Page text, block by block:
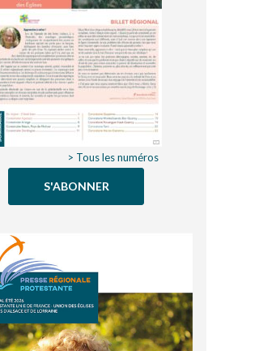
> Tous les numéros
S'ABONNER